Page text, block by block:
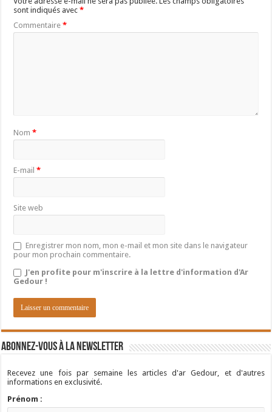
sont indiqués avec*
Commentaire*
Nom*
E-mail*
Site web
Enregistrer mon nom, mon e-mail et mon site dans le navigateur
pour mon prochain commentaire.
J'en profite pour m'inscrire à la lettre d'information d'Ar
Gedour !
Abonnez-vous à la newsletter
Recevez une fois par semaine les articles d'ar Gedour, et d'autres
informations en exclusivité.
Prénom :